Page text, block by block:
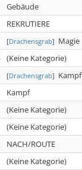
Gebäude
REKRUTIERE
[Drachensgrab] Magie
(Keine Kategorie)
[Drachensgrab] Kampf
Kampf
(Keine Kategorie)
(Keine Kategorie)
NACH/ROUTE
(Keine Kategorie)